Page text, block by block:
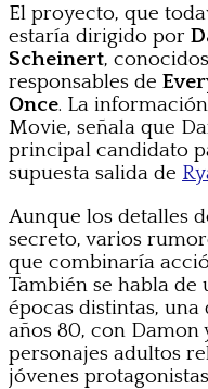
El proyecto, que
estaría dirigido por
Scheinert,
responsables de
Once. La
Movie, señala que
principal candidato
supuesta salida de
Aunque los detalles
secreto, varios
que combinaría
También se habla
épocas distintas,
años 80, con
personajes adultos
jóvenes